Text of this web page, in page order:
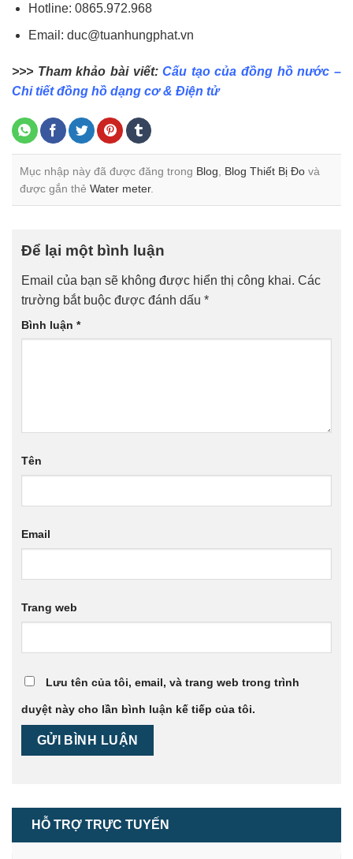
HỖ TRỢ TRỰC TUYẾN
Hotline: 0865.972.968
Email: duc@tuanhungphat.vn
>>> Tham khảo bài viết:Cấu tạo của đồng hồ nước –
Chi tiết đồng hồ dạng cơ & Điện tử
Mục nhập này đã được đăng trong Blog Blog Thiết Bị Đo và
được gắn thẻ Water meter.
Để lại một bình luận
Email của bạn sẽ không được hiển thị công khai. Các
trường bắt buộc được đánh dấu *
Bình luận *
Tên
Email
Trang web
Lưu tên của tôi, email, và trang web trong trình
duyệt này cho lần bình luận kế tiếp của tôi.